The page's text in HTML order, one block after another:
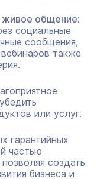
живое общение:
социальные
сообщения,
также
или услуг.
гарантийных
частью
создать
бизнеса и